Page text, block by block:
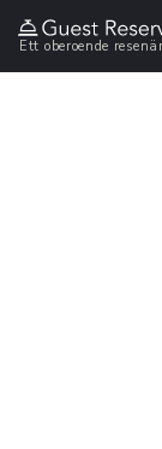
Ett oberoende